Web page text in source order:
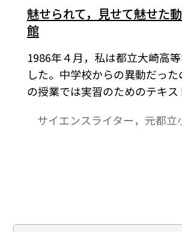
魅せられて，見せて魅せた
館
1986年４月，私は都立大崎高
した。中学校からの異動だった
の授業では実習のためのテキス
園の見学が含まれているのに
動物園といえば子供の頃の思
の中での比重が増して行った
サイエンスライター，元都立